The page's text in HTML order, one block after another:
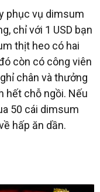
phục vụ dimsum
chỉ với 1 USD bạn
thịt heo có hai
còn có công viên
chân và thưởng
hết chỗ ngồi. Nếu
50 cái dimsum
hấp ăn dần.